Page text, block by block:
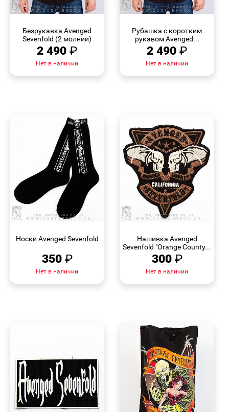
Безрукавка Avenged
Sevenfold (2 молнии)
2 490 ₽
Нет в наличии
Рубашка с коротким
рукавом Avenged...
2 490 ₽
Нет в наличии
Носки Avenged Sevenfold
350 ₽
Нет в наличии
Нашивка Avenged
Sevenfold "Orange County...
300 ₽
Нет в наличии